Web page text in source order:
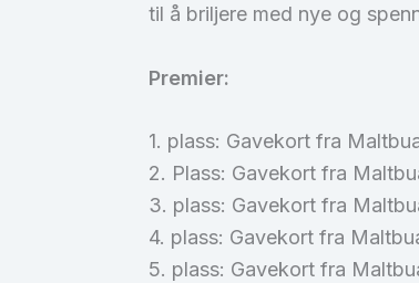
til å briljere med nye og
Premier:
1. plass: Gavekort fra
2. Plass: Gavekort fra
3. plass: Gavekort fra
4. plass: Gavekort fra
5. plass: Gavekort fra